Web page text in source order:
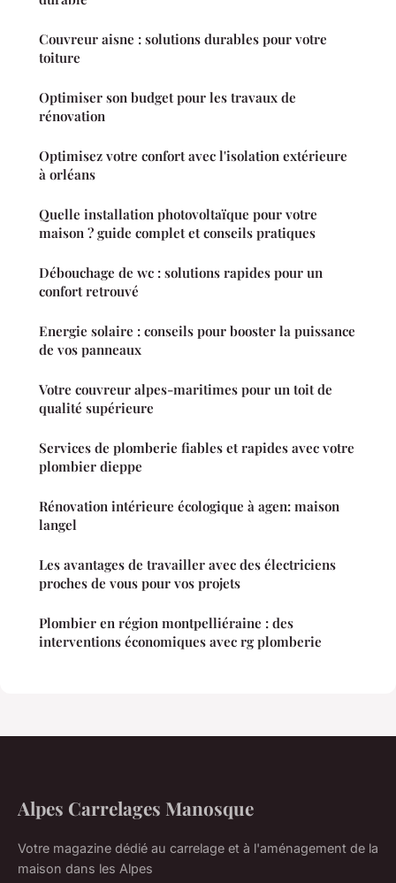
Couvreur aisne : solutions durables pour votre
toiture
Optimiser son budget pour les travaux de
rénovation
Optimisez votre confort avec l'isolation extérieure
à orléans
Quelle installation photovoltaïque pour votre
maison ? guide complet et conseils pratiques
Débouchage de wc : solutions rapides pour un
confort retrouvé
Energie solaire : conseils pour booster la puissance
de vos panneaux
Votre couvreur alpes-maritimes pour un toit de
qualité supérieure
Services de plomberie fiables et rapides avec votre
plombier dieppe
Rénovation intérieure écologique à agen: maison
langel
Les avantages de travailler avec des électriciens
proches de vous pour vos projets
Plombier en région montpelliéraine : des
interventions économiques avec rg plomberie
Alpes Carrelages Manosque
Votre magazine dédié au carrelage et à l'aménagement de la
maison dans les Alpes